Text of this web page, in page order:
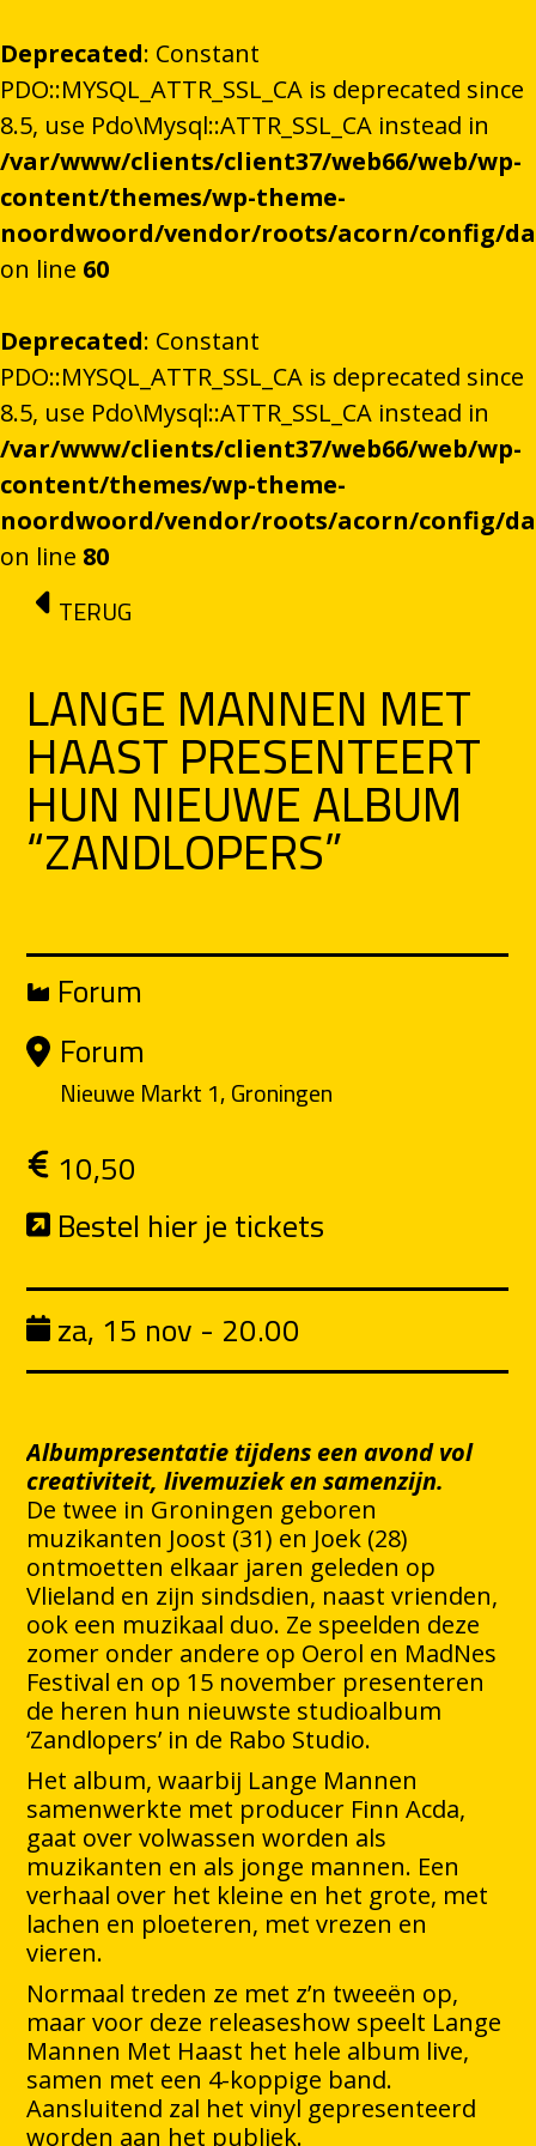
Deprecated: Constant
PDO::MYSQL_ATTR_SSL_CA is deprecated since
8.5, use Pdo\Mysql::ATTR_SSL_CA instead in
/var/www/clients/client37/web66/web/wp-
content/themes/wp-theme-
noordwoord/vendor/roots/acorn/config/
on line 60
Deprecated: Constant
PDO::MYSQL_ATTR_SSL_CA is deprecated since
8.5, use Pdo\Mysql::ATTR_SSL_CA instead in
/var/www/clients/client37/web66/web/wp-
content/themes/wp-theme-
noordwoord/vendor/roots/acorn/config/
on line 80
Ga naar de inhoud
TERUG
LANGE MANNEN MET
HAAST PRESENTEERT
HUN NIEUWE ALBUM
“ZANDLOPERS”
Forum
Forum
Nieuwe Markt 1, Groningen
10,50
Bestel hier je tickets
za, 15 nov - 20.00
Albumpresentatie tijdens een avond vol
creativiteit, livemuziek en samenzijn.
De twee in Groningen geboren
muzikanten Joost (31) en Joek (28)
ontmoetten elkaar jaren geleden op
Vlieland en zijn sindsdien, naast vrienden,
ook een muzikaal duo. Ze speelden deze
zomer onder andere op Oerol en MadNes
Festival en op 15 november presenteren
de heren hun nieuwste studioalbum
‘Zandlopers’ in de Rabo Studio.
Het album, waarbij Lange Mannen
samenwerkte met producer Finn Acda,
gaat over volwassen worden als
muzikanten en als jonge mannen. Een
verhaal over het kleine en het grote, met
lachen en ploeteren, met vrezen en
vieren.
Normaal treden ze met z’n tweeën op,
maar voor deze releaseshow speelt Lange
Mannen Met Haast het hele album live,
samen met een 4-koppige band.
Aansluitend zal het vinyl gepresenteerd
worden aan het publiek.